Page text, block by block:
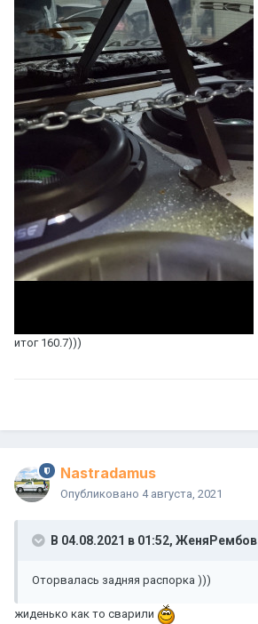
итог 160.7)))
Nastradamus
Опубликовано 4 августа, 2021
В 04.08.2021 в 01:52, ЖеняРембов
Оторвалась задняя распорка )))
жиденько как то сварили